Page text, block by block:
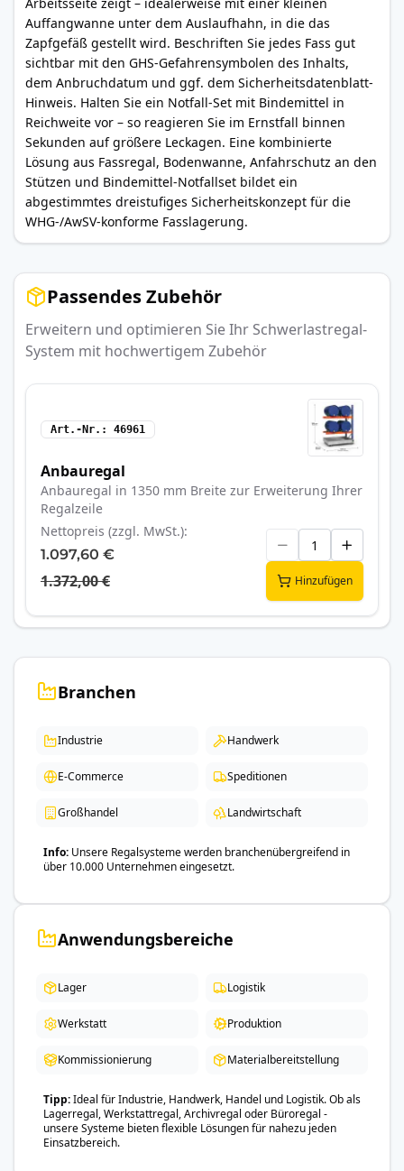
Auffangwanne unter dem Auslaufhahn, in die das
Zapfgefäß gestellt wird. Beschriften Sie jedes Fass gut
sichtbar mit den GHS-Gefahrensymbolen des Inhalts,
dem Anbruchdatum und ggf. dem Sicherheitsdatenblatt-
Hinweis. Halten Sie ein Notfall-Set mit Bindemittel in
Reichweite vor – so reagieren Sie im Ernstfall binnen
Sekunden auf größere Leckagen. Eine kombinierte
Lösung aus Fassregal, Bodenwanne, Anfahrschutz an den
Stützen und Bindemittel-Notfallset bildet ein
abgestimmtes dreistufiges Sicherheitskonzept für die
WHG-/AwSV-konforme Fasslagerung.
Passendes Zubehör
Erweitern und optimieren Sie Ihr Schwerlastregal-
System mit hochwertigem Zubehör
Art.-Nr. 46961
Anbauregal
Anbauregal in 1350 mm Breite zur Erweiterung Ihrer
Regalzeile
Nettopreis (zzgl. MwSt.)
1.097,60 €
1.372,00 € Hinzufügen
Branchen
Industrie Handwerk
E-Commerce Speditionen
Großhandel Landwirtschaft
Info Unsere Regalsysteme werden branchenübergreifend in
über 10.000 Unternehmen eingesetzt.
Anwendungsbereiche
Lager Logistik
Werkstatt Produktion
Kommissionierung Materialbereitstellung
Tipp Ideal für Industrie, Handwerk, Handel und Logistik. Ob als
Lagerregal, Werkstattregal, Archivregal oder Büroregal -
unsere Systeme bieten flexible Lösungen für nahezu jeden
Einsatzbereich.